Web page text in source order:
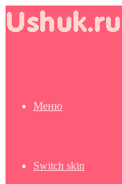
Меню
Switch skin